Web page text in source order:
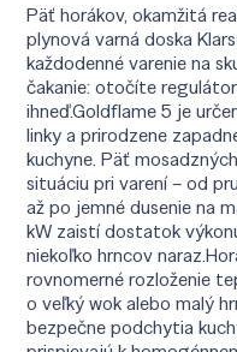
Päť horákov, okamžitá
plynová varná doska
každodenné varenie na
čakanie: otočíte
ihneď.Goldflame 5 je
linky a prirodzene
kuchyne. Päť
situáciu pri varení – od
až po jemné dusenie na
kW zaistí dostatok
niekoľko hrncov
rovnomerné rozloženie
o veľký wok alebo malý
bezpečne podchytia